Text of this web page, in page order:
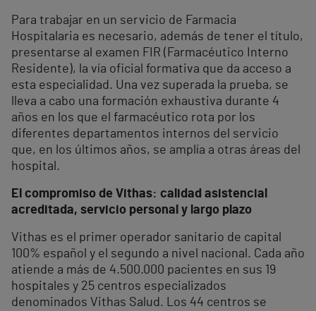
Para trabajar en un servicio de Farmacia
Hospitalaria es necesario, además de tener el título,
presentarse al examen FIR (Farmacéutico Interno
Residente), la vía oficial formativa que da acceso a
esta especialidad. Una vez superada la prueba, se
lleva a cabo una formación exhaustiva durante 4
años en los que el farmacéutico rota por los
diferentes departamentos internos del servicio
que, en los últimos años, se amplía a otras áreas del
hospital.
El compromiso de Vithas: calidad asistencial
acreditada, servicio personal y largo plazo
Vithas es el primer operador sanitario de capital
100% español y el segundo a nivel nacional. Cada año
atiende a más de 4.500.000 pacientes en sus 19
hospitales y 25 centros especializados
denominados Vithas Salud. Los 44 centros se